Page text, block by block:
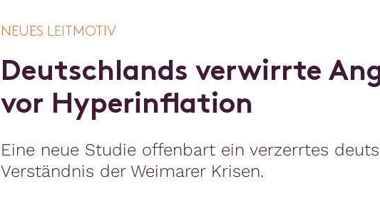
NEUES LEITMOTIV
Deutschlands verwirrte An
vor Hyperinfation
Eine neue Studie offenbart ein verzerrtes
Verständnis der Weimarer Krisen.